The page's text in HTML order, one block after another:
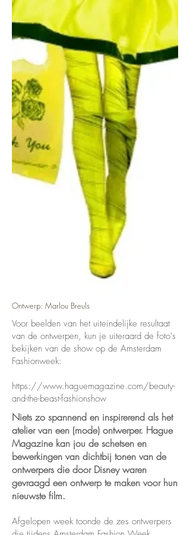
Ontwerp: Marlou Breuls
Voor beelden van het uiteindelijke resultaat
van de ontwerpen, kun je uiteraard de foto's
bekijken van de show op de Amsterdam
Fashionweek:
https://www.haguemagazine.com/beauty-
and-the-beast-fashionshow
Niets zo spannend en inspirerend als het
atelier van een (mode) ontwerper. Hague
Magazine kan jou de schetsen en
bewerkingen van dichtbij tonen van de
ontwerpers die door Disney waren
gevraagd een ontwerp te maken voor hun
nieuwste film.
Afgelopen week toonde de zes ontwerpers